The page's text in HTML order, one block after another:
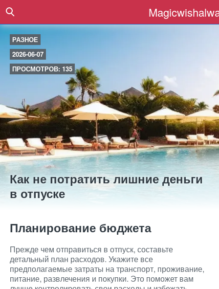
РАЗНОЕ
2026-06-07
ПРОСМОТРОВ: 135
Как не потратить лишние деньги
в отпуске
Планирование бюджета
Прежде чем отправиться в отпуск, составьте
детальный план расходов. Укажите все
предполагаемые затраты на транспорт, проживание,
питание, развлечения и покупки. Это поможет вам